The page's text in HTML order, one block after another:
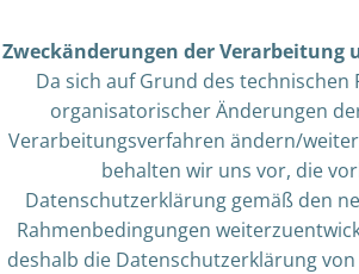
Zweckänderungen der Verarbeitung
Da sich auf Grund des
organisatorischer Änderungen
Verarbeitungsverfahren ändern/
behalten wir uns vor, die
Datenschutzerklärung gemäß den
Rahmenbedingungen
deshalb die Datenschutzerklärung